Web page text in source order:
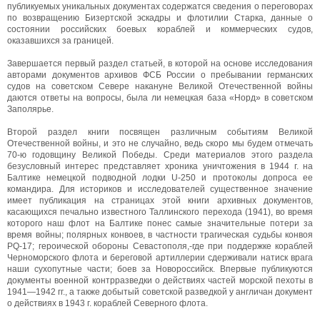
публикуемых уникальных документах содержатся сведения о переговорах
по возвращению Бизертской эскадры и флотилии Старка, данные о
состоянии российских боевых кораблей и коммерческих судов,
оказавшихся за границей.
Завершается первый раздел статьей, в которой на основе исследования
авторами документов архивов ФСБ России о пребывании германских
судов на советском Севере накануне Великой Отечественной войны
даются ответы на вопросы, была ли немецкая база «Норд» в советском
Заполярье.
Второй раздел книги посвящен различным событиям Великой
Отечественной войны, и это не случайно, ведь скоро мы будем отмечать
70-ю годовщину Великой Победы. Среди материалов этого раздела
безусловный интерес представляет хроника уничтожения в 1944 г. на
Балтике немецкой подводной лодки U-250 и протоколы допроса ее
командира. Для историков и исследователей существенное значение
имеет публикация на страницах этой книги архивных документов,
касающихся печально известного Таллинского перехода (1941), во время
которого наш флот на Балтике понес самые значительные потери за
время войны; полярных конвоев, в частности трагическая судьбы конвоя
PQ-17; героической обороны Севастополя,-где при поддержке кораблей
Черноморского флота и береговой артиллерии сдерживали натиск врага
наши сухопутные части; боев за Новороссийск. Впервые публикуются
документы военной контрразведки о действиях частей морской пехоты в
1941—1942 гг., а также добытый советской разведкой у англичан документ
о действиях в 1943 г. кораблей Северного флота.